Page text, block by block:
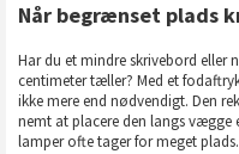
Når begrænset plads
Har du et mindre skrivebord eller
centimeter tæller? Med et
ikke mere end nødvendigt. Den
nemt at placere den langs vægge
lamper ofte tager for meget plads.